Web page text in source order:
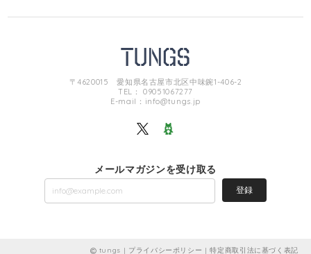
〒4620015 愛知県名古屋市北区中味鋺1-406-2
TEL： 09051067277
E-mail： info@tungs.jp
メールマガジンを受け取る
登録
tungs | プライバシーポリシー |特定商取引法に基づく表記